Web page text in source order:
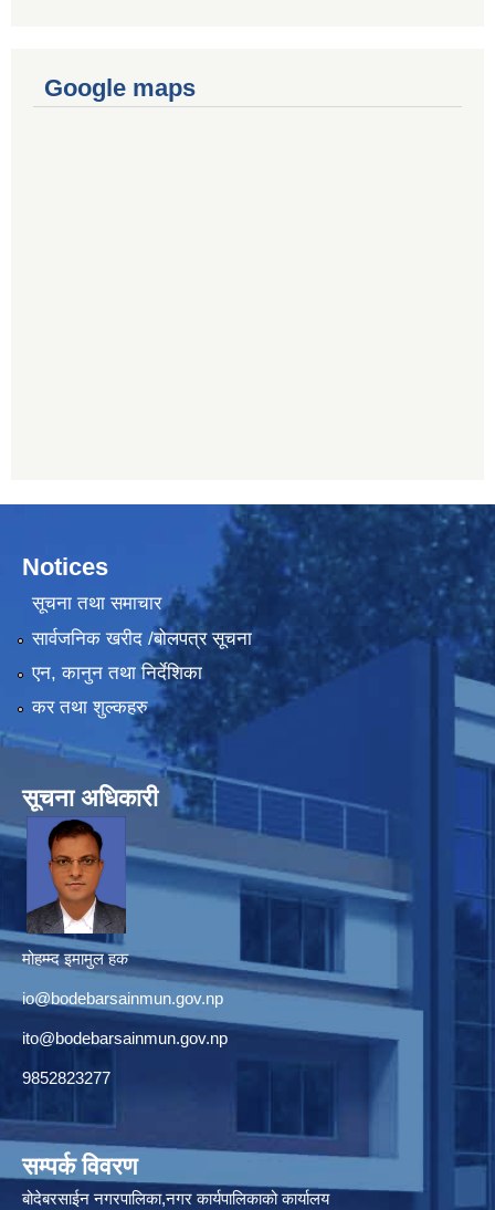
Google maps
Notices
सूचना तथा समाचार
सार्वजनिक खरीद /बोलपत्र सूचना
एन, कानुन तथा निर्देशिका
कर तथा शुल्कहरु
सूचना अधिकारी
मोहम्म्द इमामुल हक
io@bodebarsainmun.gov.np
ito@bodebarsainmun.gov.np
9852823277
सम्पर्क विवरण
बोदेबरसाईन नगरपालिका,नगर कार्यपालिकाको कार्यालय